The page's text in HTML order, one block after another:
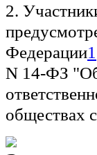
2.
Федерации1
N 14-ФЗ
обществах